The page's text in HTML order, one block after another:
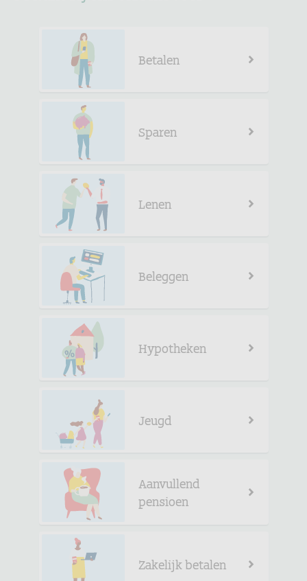
Betalen
Sparen
Lenen
Beleggen
Hypotheken
Jeugd
Aanvullend
pensioen
Zakelijk betalen